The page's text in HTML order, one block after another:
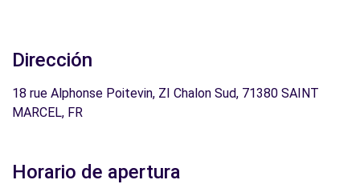
Dirección
18 rue Alphonse Poitevin, ZI Chalon Sud, 71380 SAINT
MARCEL, FR
Horario de apertura